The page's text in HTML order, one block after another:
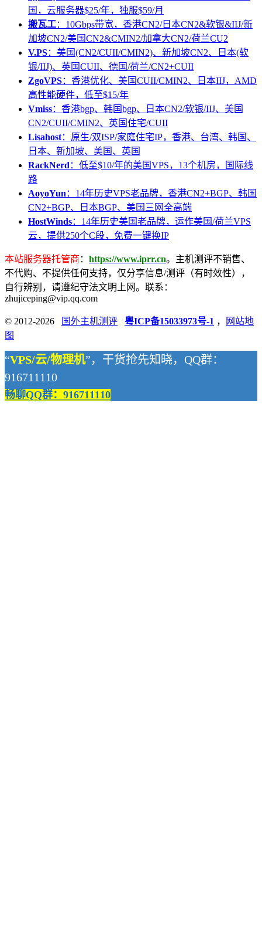
国，云服务器$25/年，独服$59/月
搬瓦工：10Gbps带宽，香港CN2/日本CN2&软银&IIJ/新
加坡CN2/美国CN2&CMIN2/加拿大CN2/荷兰CU2
V.PS：美国(CN2/CUII/CMIN2)、新加坡CN2、日本(软
银/IIJ)、英国CUII、德国/荷兰/CN2+CUII
ZgoVPS：香港优化、美国CUII/CMIN2、日本IIJ，AMD
高性能硬件，低至$15/年
Vmiss：香港bgp、韩国bgp、日本CN2/软银/IIJ、美国
CN2/CUII/CMIN2、英国住宅/CUII
Lisahost：原生/双ISP/家庭住宅IP，香港、台湾、韩国、
日本、新加坡、美国、英国
RackNerd ：低至$10/年的美国VPS，13个机房，国际线
路
AoyoYun ：14年历史VPS老品牌，香港CN2+BGP、韩国
CN2+BGP、日本BGP、美国三网全高端
HostWinds：14年历史美国老品牌，运作美国/荷兰VPS
云，提供250个C段，免费一键换IP
本站服务器托管商 ： https://www.iprr.cn。主机测评不销售、
不代购、不提供任何支持，仅分享信息/测评（有时效性），
自行辨别，请遵纪守法文明上网。联系：
zhujiceping@vip.qq.com
© 2012-2026 国外主机测评 粤ICP备15033973号-1 ，
网站地
图
“VPS/云/物理机”，干货抢先知晓，QQ群：
916711110
畅聊QQ群：916711110